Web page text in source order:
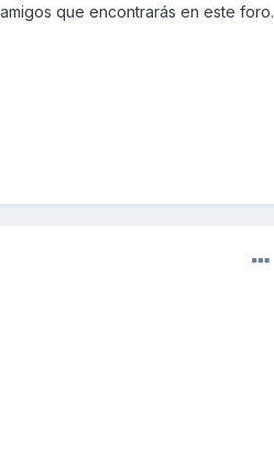
que encontrarás en este foro.